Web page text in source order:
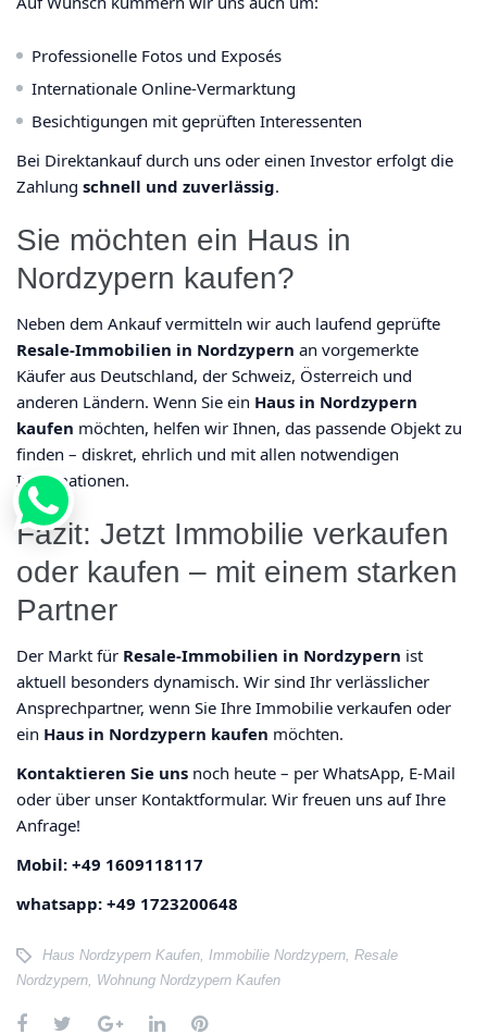
Professionelle Fotos und Exposés
Internationale Online-Vermarktung
Besichtigungen mit geprüften Interessenten
Bei Direktankauf durch uns oder einen Investor erfolgt die
Zahlung schnell und zuverlässig.
Sie möchten ein Haus in
Nordzypern kaufen?
Neben dem Ankauf vermitteln wir auch laufend geprüfte
Resale-Immobilien in Nordzypern an vorgemerkte
Käufer aus Deutschland, der Schweiz, Österreich und
anderen Ländern. Wenn Sie ein Haus in Nordzypern
kaufen möchten, helfen wir Ihnen, das passende Objekt zu
finden – diskret, ehrlich und mit allen notwendigen
Informationen.
Fazit: Jetzt Immobilie verkaufen
oder kaufen – mit einem starken
Partner
Der Markt für Resale-Immobilien in Nordzypern ist
aktuell besonders dynamisch. Wir sind Ihr verlässlicher
Ansprechpartner, wenn Sie Ihre Immobilie verkaufen oder
ein Haus in Nordzypern kaufen möchten.
Kontaktieren Sie uns noch heute – per WhatsApp, E-Mail
oder über unser Kontaktformular. Wir freuen uns auf Ihre
Anfrage!
Mobil: +49 1609118117
whatsapp: +49 1723200648
Haus Nordzypern Kaufen, Immobilie Nordzypern, Resale
Nordzypern Wohnung Nordzypern Kaufen